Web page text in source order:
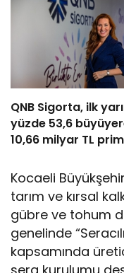
QNB Sigorta, ilk
yüzde 53,6
10,66 milyar TL prim
Kocaeli
tarım ve kırsal
gübre ve tohum
genelinde
kapsamında